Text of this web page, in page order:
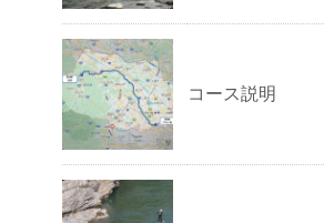
コース説明